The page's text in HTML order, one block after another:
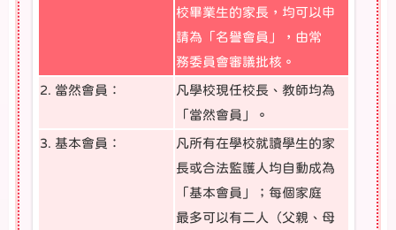
校畢業生的家長，均可以申
請為「名譽會員」，由常
務委員會審議批核。
2. 當然會員：
凡學校現任校長、教師均為
「當然會員」。
3. 基本會員：
凡所有在學校就讀學生的家
長或合法監護人均自動成為
「基本會員」；每個家庭
最多可以有二人（父親、母